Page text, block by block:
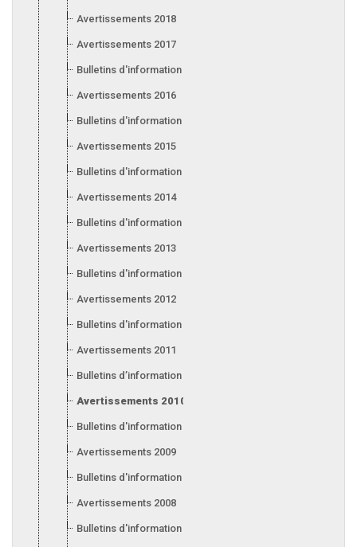
Avertissements 2018
Avertissements 2017
Bulletins d'information 2017
Avertissements 2016
Bulletins d'information 2016
Avertissements 2015
Bulletins d'information 2015
Avertissements 2014
Bulletins d'information 2014
Avertissements 2013
Bulletins d'information 2013
Avertissements 2012
Bulletins d'information 2012
Avertissements 2011
Bulletins d’information 2011
Avertissements 2010
Bulletins d'information 2010
Avertissements 2009
Bulletins d'information 2009
Avertissements 2008
Bulletins d'information 2008